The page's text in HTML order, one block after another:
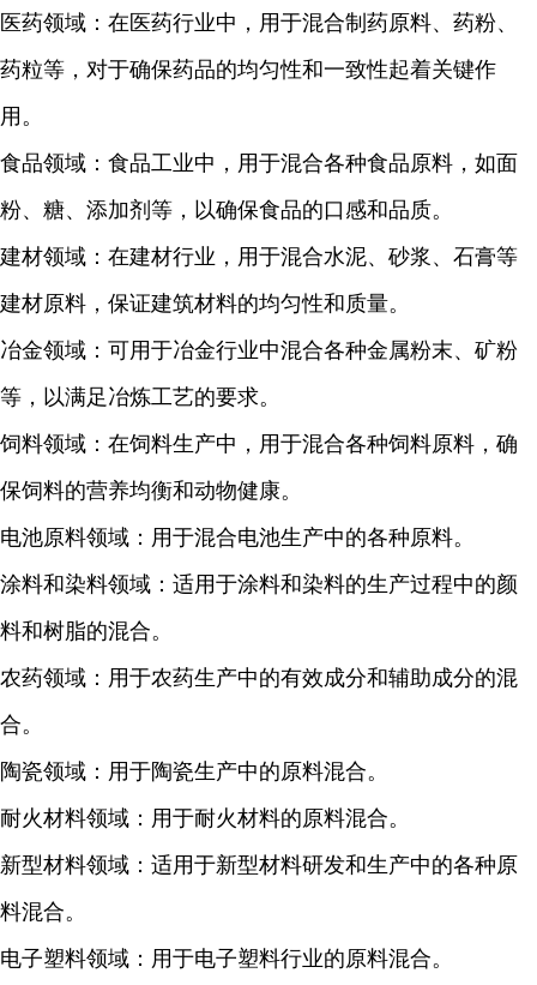
医药领域：在医药行业中，用于混合制药原料、药粉、
药粒等，对于确保药品的均匀性和一致性起着关键作
用。
食品领域：食品工业中，用于混合各种食品原料，如面
粉、糖、添加剂等，以确保食品的口感和品质。
建材领域：在建材行业，用于混合水泥、砂浆、石膏等
建材原料，保证建筑材料的均匀性和质量。
冶金领域：可用于冶金行业中混合各种金属粉末、矿粉
等，以满足冶炼工艺的要求。
饲料领域：在饲料生产中，用于混合各种饲料原料，确
保饲料的营养均衡和动物健康。
电池原料领域：用于混合电池生产中的各种原料。
涂料和染料领域：适用于涂料和染料的生产过程中的颜
料和树脂的混合。
农药领域：用于农药生产中的有效成分和辅助成分的混
合。
陶瓷领域：用于陶瓷生产中的原料混合。
耐火材料领域：用于耐火材料的原料混合。
新型材料领域：适用于新型材料研发和生产中的各种原
料混合。
电子塑料领域：用于电子塑料行业的原料混合。